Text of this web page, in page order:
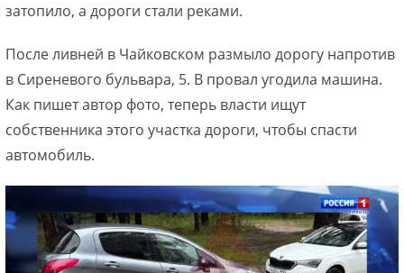
затопило, а дороги стали реками.
После ливней в Чайковском размыло дорогу напротив
в Сиреневого бульвара, 5. В провал угодила машина.
Как пишет автор фото, теперь власти ищут
собственника этого участка дороги, чтобы спасти
автомобиль.